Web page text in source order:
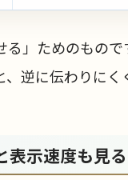
る」ためのもので
逆に伝わりにく
表示速度も見る